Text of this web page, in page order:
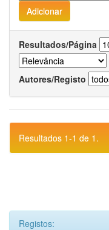
Resultados/Página
Autores/Registo
Resultados 1-1 de 1.
Registos: